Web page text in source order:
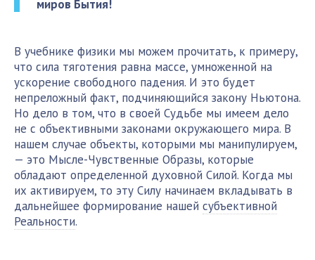
миров Бытия!
В учебнике физики мы можем прочитать, к примеру,
что сила тяготения равна массе, умноженной на
ускорение свободного падения. И это будет
непреложный факт, подчиняющийся закону Ньютона.
Но дело в том, что в своей Судьбе мы имеем дело
не с объективными законами окружающего мира. В
нашем случае объекты, которыми мы манипулируем,
— это Мысле-Чувственные Образы, которые
обладают определенной духовной Силой. Когда мы
их активируем, то эту Силу начинаем вкладывать в
дальнейшее формирование нашей субъективной
Реальности.